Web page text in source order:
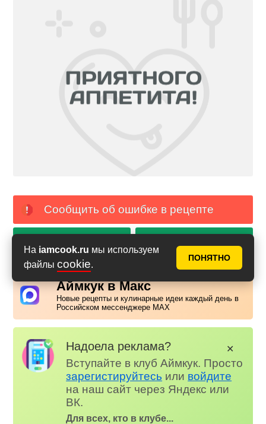
На iamcook.ru мы используем
файлы cookie.
ПОНЯТНО
Сообщить об ошибке в рецепте
Аймкук в Макс
Новые рецепты и кулинарные идеи каждый день в
Российском мессенджере MAX
Надоела реклама?
Вступайте в клуб Аймкук. Просто
зарегистируйтесь или войдите
на наш сайт через Яндекс или
ВК.
Для всех, кто в клубе...
✕